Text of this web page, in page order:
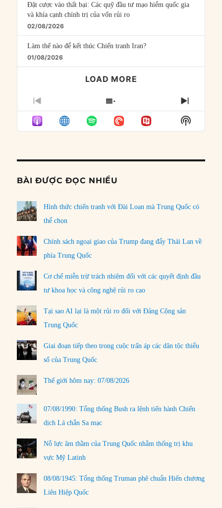
Đặt cược vào thất bại: Các quỹ đầu tư mạo hiểm quốc gia
và khía cạnh chính trị của vốn rủi ro
02/08/2026
Làm thế nào để kết thúc Chiến tranh Iran?
01/08/2026
LOAD MORE
PREVIOUS
EPISODE
SHOW
EPISODES
LIST
NEXT
Show
Podcast
BÀI ĐƯỢC ĐỌC NHIỀU
Hình thức chiến tranh với Đài Loan mà Trung Quốc có
thể chọn
Chính sách ngoại giao của Trump đang đẩy Thái Lan về
phía Trung Quốc
Cơ chế miễn trừ trách nhiệm đối với các quyết định đầu
tư khoa học và công nghệ rủi ro cao
Tại sao AI lại là một rủi ro đối với Đảng Cộng sản
Trung Quốc
Giai đoạn tiếp theo trong cuộc trấn áp các dân tộc thiểu
số của Trung Quốc
Thế giới hôm nay: 07/08/2026
07/08/1990: Tổng thống Bush ra lệnh tiến hành Chiến
dịch Lá chắn Sa mạc
Nỗ lực âm thầm của Trung Quốc nhằm thống trị khu
vực Mỹ Latinh
08/08/1945: Tổng thống Truman phê chuẩn Hiến chương
Liên Hiệp Quốc